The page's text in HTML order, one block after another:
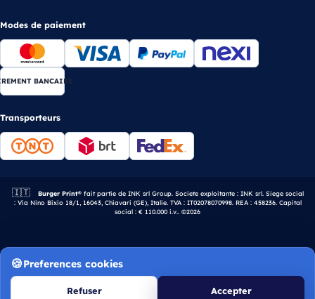
Modes de paiement
BANCAIRE
Transporteurs
🇮🇹 Entreprise italienne.
Burger Print®fait partie de INK srl Group. Societe exploitante : INK srl. Siege social
: Via Nino Bixio 18/1, 16043, Chiavari (GE), Italie. TVA : IT02078070998. REA : 458236. Capital
social : € 110.000 i.v.. ©2026
Preferences cookies
Refuser Accepter